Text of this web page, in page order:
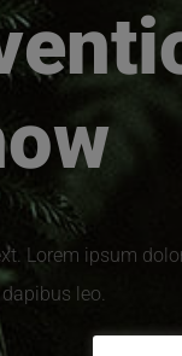
Lorem ipsum
leo.